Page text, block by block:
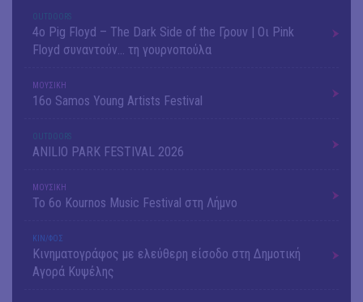
OUTDΟORS
4ο Pig Floyd – The Dark Side of the Γρουν | Οι Pink
Floyd συναντούν… τη γουρνοπούλα
ΜΟΥΣΙΚΗ
16o Samos Young Artists Festival
OUTDΟORS
ANILIO PARK FESTIVAL 2026
ΜΟΥΣΙΚΗ
Το 6ο Kournos Music Festival στη Λήμνο
ΚΙΝ/ΦΟΣ
Κινηματογράφος με ελεύθερη είσοδο στη Δημοτική
Αγορά Κυψέλης